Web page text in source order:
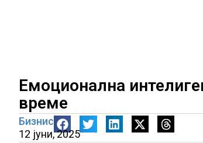
Емоционална
време
Бизнис
12 јуни, 2025